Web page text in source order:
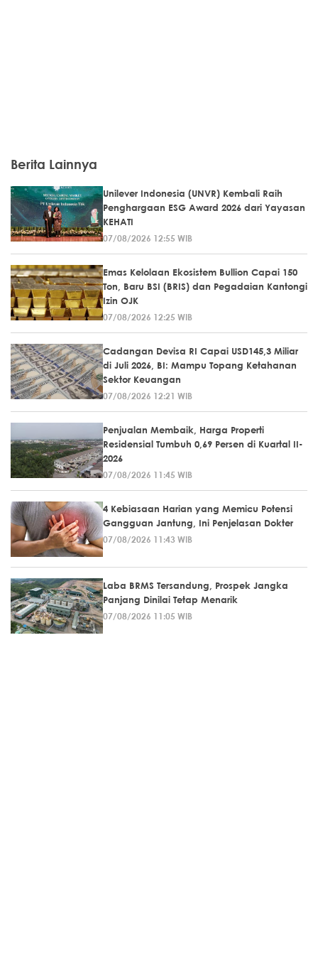
Berita Lainnya
Unilever Indonesia (UNVR) Kembali Raih
Penghargaan ESG Award 2026 dari Yayasan
KEHATI
07/08/2026 12:55 WIB
Emas Kelolaan Ekosistem Bullion Capai 150
Ton, Baru BSI (BRIS) dan Pegadaian Kantongi
Izin OJK
07/08/2026 12:25 WIB
Cadangan Devisa RI Capai USD145,3 Miliar
di Juli 2026, BI: Mampu Topang Ketahanan
Sektor Keuangan
07/08/2026 12:21 WIB
Penjualan Membaik, Harga Properti
Residensial Tumbuh 0,69 Persen di Kuartal II-
2026
07/08/2026 11:45 WIB
4 Kebiasaan Harian yang Memicu Potensi
Gangguan Jantung, Ini Penjelasan Dokter
07/08/2026 11:43 WIB
Laba BRMS Tersandung, Prospek Jangka
Panjang Dinilai Tetap Menarik
07/08/2026 11:05 WIB